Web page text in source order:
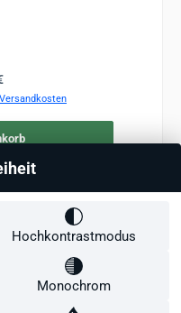
Preis:
Hochkontrastmodus
Monochrom